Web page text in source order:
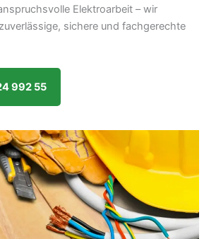
Elektroarbeit – wir
sichere und fachgerechte
992 55